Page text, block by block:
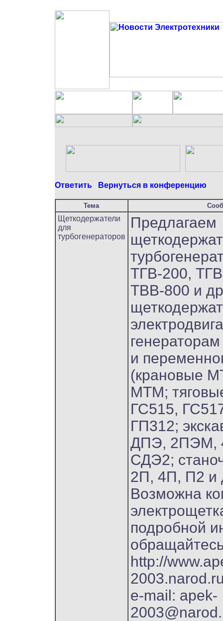
Ответить Вернуться в конференцию
Тема
Щеткодержатели
для
турбогенераторов
Предлагаем
ТГВ-200,
ТВВ-800 и
и
(крановые
MTM;
ГС515,
ГП312;
ДПЭ, 2ПЭМ,
СДЭ2;
2П, 4П, П2 и
Возможна
подробной
http://
e-mail: apek-